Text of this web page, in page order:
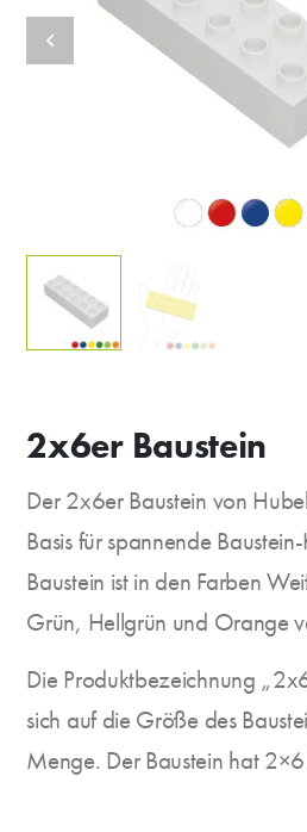
2x6er Baustein
Der 2x6er Baustein von
Basis für spannende
Baustein ist in den Farben
Grün, Hellgrün und Orange
Die Produktbezeichnung
sich auf die Größe des
Menge. Der Baustein hat